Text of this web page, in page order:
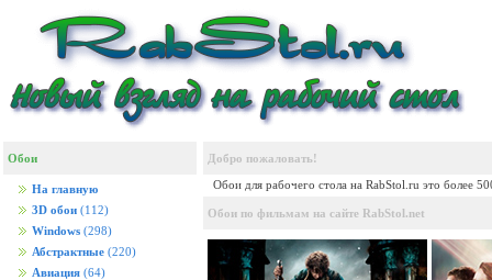
Обои
На главную
3D обои (112)
Windows (298)
Абстрактные (220)
Авиация (64)
Добро пожаловать!
Обои для рабочего стола на RabStol.ru это более
Обои по фильмам на сайте RabStol.net